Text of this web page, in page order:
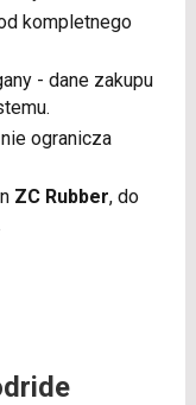
kompletnego
- dane zakupu
ogranicza
ZC Rubber, do